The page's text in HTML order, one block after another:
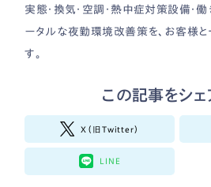
実態・換気・空調・熱中症対策設備・
ータルな夜勤環境改善策を、お客様
す。
この記事をシェ
X（旧Twitter）
LINE